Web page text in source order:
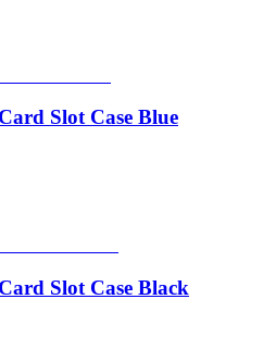
Slot Case Blue
Slot Case Black